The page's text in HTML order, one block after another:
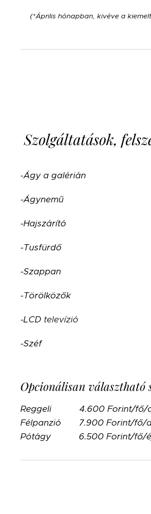
(*Április hónapban, kivéve a
Szolgáltatások,
-Ágy a galérián
-Ágynemű
-Hajszárító
-Tusfürdő
-Szappan
-Törölközők
-LCD televízió
-Széf
Opcionálisan választható
Reggeli 4.600 Forint/fő/
Félpanzió 7.900 Forint/fő/
Pótágy 6.500 Forint/fő/